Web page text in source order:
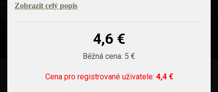
Zobrazit celý popis
4,6 €
Běžná cena: 5 €
Cena pro registrované uživatele: 4,4 €